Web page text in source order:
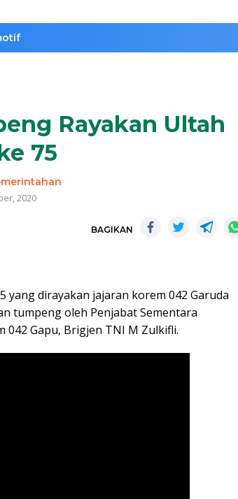
Rayakan Ultah
75
2020
BAGIKAN
yang dirayakan jajaran korem 042 Garuda
tumpeng oleh Penjabat Sementara
042 Gapu, Brigjen TNI M Zulkifli.